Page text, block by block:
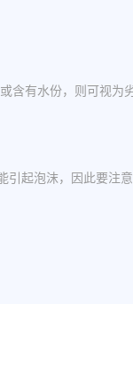
含有水份，则可视为
起泡沫，因此要注
，设备应检查油封